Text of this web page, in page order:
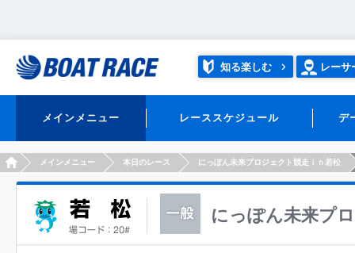
知る楽しむ レーサ
メインメニュー レーススケジュール デ
HOMEメインメニュー 本日のレース にっぽん未来プロジェクト競走ｉｎ若松
にっぽん未来プ